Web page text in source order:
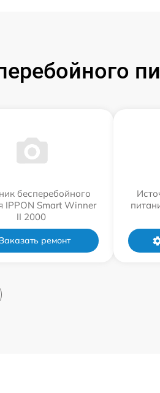
бесперебойного
IPPON Smart Winner
II 2000
ремонт